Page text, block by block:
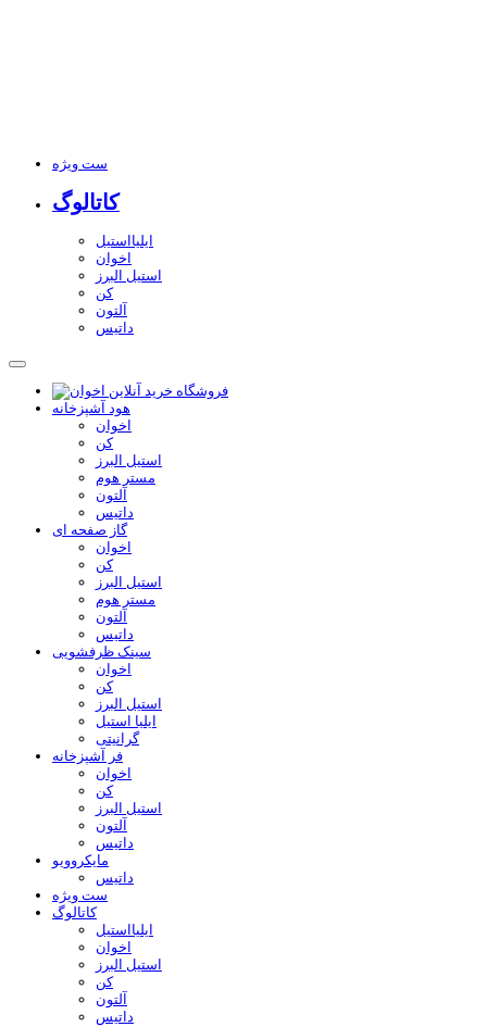
ست ویژه
کاتالوگ
ایلیااستیل
اخوان
استیل البرز
کن
آلتون
داتیس
هود آشپزخانه
اخوان
کن
استیل البرز
مستر هوم
آلتون
داتیس
گاز صفحه ای
اخوان
کن
استیل البرز
مستر هوم
آلتون
داتیس
سینک ظرفشویی
اخوان
کن
استیل البرز
ایلیا استیل
گرانیتی
فر آشپزخانه
اخوان
کن
استیل البرز
آلتون
داتیس
مایکروویو
داتیس
ست ویژه
کاتالوگ
ایلیااستیل
اخوان
استیل البرز
کن
آلتون
داتیس